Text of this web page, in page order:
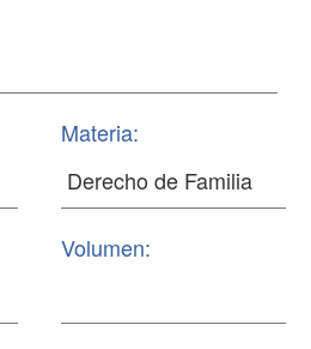
Materia:
Volumen: